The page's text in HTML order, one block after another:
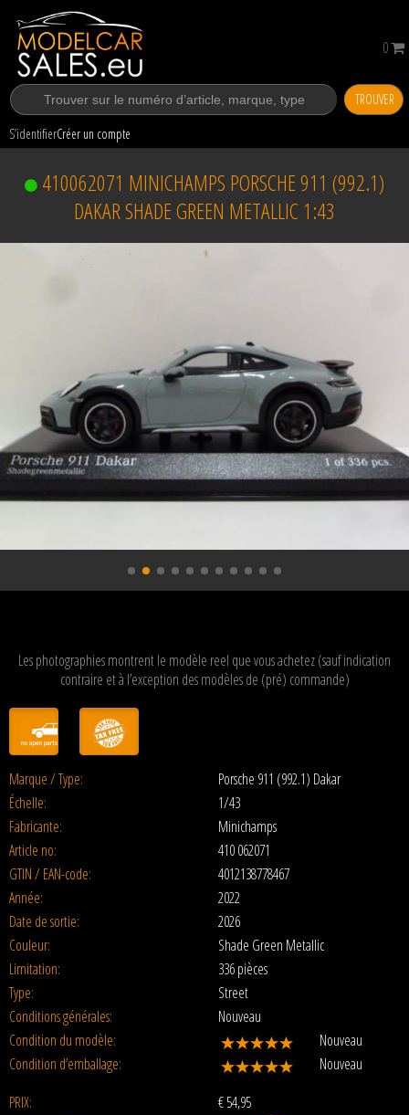
TROUVER
S’identifierCréer un compte
0
410062071 MINICHAMPS PORSCHE 911 (992.1)
DAKAR SHADE GREEN METALLIC 1:43
Les photographies montrent le modèle reel que vous achetez (sauf indication
contraire et à l’exception des modèles de (pré) commande)
Marque / Type:
Porsche 911 (992.1) Dakar
Échelle:
1/43
Fabricante:
Minichamps
Article no:
410 062071
GTIN / EAN-code:
4012138778467
Année:
2022
Date de sortie:
2026
Couleur:
Shade Green Metallic
Limitation:
336 pièces
Type:
Street
Conditions générales:
Nouveau
Condition du modèle:
Nouveau
Condition d’emballage:
Nouveau
PRIX:
€54,95